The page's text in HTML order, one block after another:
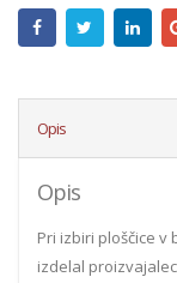
Opis
Opis
Pri izbiri ploščice v
izdelal